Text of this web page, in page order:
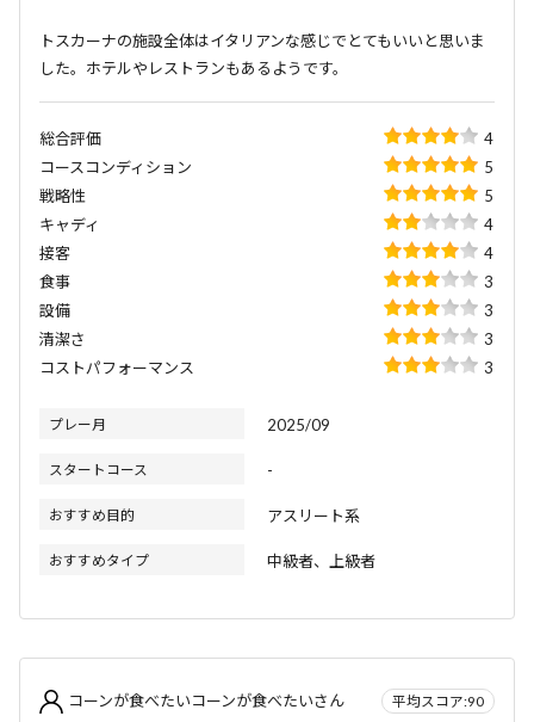
トスカーナの施設全体はイタリアンな感じでとてもいいと思いま
した。ホテルやレストランもあるようです。
総合評価
4
コースコンディション
5
戦略性
5
キャディ
4
接客
4
食事
3
設備
3
清潔さ
3
コストパフォーマンス
3
プレー月 2025/09
スタートコース -
おすすめ目的 アスリート系
おすすめタイプ 中級者、上級者
コーンが食べたいコーンが食べたいさん
平均スコア:90